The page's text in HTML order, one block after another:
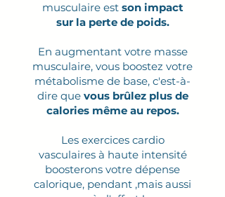
musculaire est son impact
sur la perte de poids.
En augmentant votre masse
musculaire, vous boostez votre
métabolisme de base, c'est-à-
dire que vous brûlez plus de
calories même au repos.
Les exercices cardio
vasculaires à haute intensité
boosterons votre dépense
calorique, pendant ,mais aussi